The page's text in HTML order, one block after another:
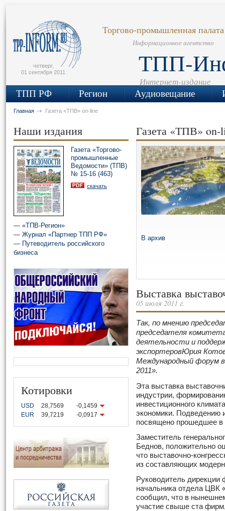
четверг,
01 сентября 2011
Торгово-промышленная
Информационное агентство
ТПП-
Интернет-издание
ТПП РФ Регион Аудиовещание
Главная Газета «ТПВ» on-line
Наши издания
Газета «Торгово-
промышленные
Ведомости» (ТПВ)
№ 15-16 (463)
скачать
— «ТПВ-Регион»
— Журнал «Партнер ТПП РФ»
— Путеводитель российского
бизнеса
Котировки
USD 28,7569
-0,1459
EUR
39,7219 -0,0917
Газета «ТПВ» on-
В архив
Выставка
05 июля 2011 г.
Так, по мнению
председателя
деятельности и
экспортеровЮрия
Международный форум
2011».
Эта выставка
индустрии,
инвестиционного
экономики. Подведению
посвящено прошедшее
Заместитель
Беднов, положительно
что выставочно-
из составляющих
Руководитель дирекции
начальника отдела ЦВК
сообщил, что в
участие свыше ста